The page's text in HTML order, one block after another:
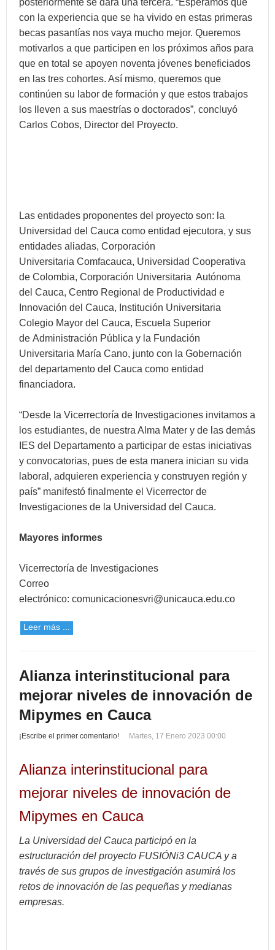
posteriormente se dará una tercera. “Esperamos que
con la experiencia que se ha vivido en estas primeras
becas pasantías nos vaya mucho mejor. Queremos
motivarlos a que participen en los próximos años para
que en total se apoyen noventa jóvenes beneficiados
en las tres cohortes. Así mismo, queremos que
continúen su labor de formación y que estos trabajos
los lleven a sus maestrías o doctorados”, concluyó
Carlos Cobos, Director del Proyecto.
Las entidades proponentes del proyecto son: la
Universidad del Cauca como entidad ejecutora, y sus
entidades aliadas, Corporación
Universitaria Comfacauca, Universidad Cooperativa
de Colombia, Corporación Universitaria Autónoma
del Cauca, Centro Regional de Productividad e
Innovación del Cauca, Institución Universitaria
Colegio Mayor del Cauca, Escuela Superior
de Administración Pública y la Fundación
Universitaria María Cano, junto con la Gobernación
del departamento del Cauca como entidad
financiadora.
“Desde la Vicerrectoría de Investigaciones invitamos a
los estudiantes, de nuestra Alma Mater y de las demás
IES del Departamento a participar de estas iniciativas
y convocatorias, pues de esta manera inician su vida
laboral, adquieren experiencia y construyen región y
país” manifestó finalmente el Vicerrector de
Investigaciones de la Universidad del Cauca.
Mayores informes
Vicerrectoría de Investigaciones
Correo
electrónico: comunicacionesvri@unicauca.edu.co
Leer más ...
Alianza interinstitucional para
mejorar niveles de innovación de
Mipymes en Cauca
¡Escribe el primer comentario! Martes, 17 Enero 2023 00:00
Alianza interinstitucional para
mejorar niveles de innovación de
Mipymes en Cauca
La Universidad del Cauca participó en la
estructuración del proyecto FUSIÓNi3 CAUCA y a
través de sus grupos de investigación asumirá los
retos de innovación de las pequeñas y medianas
empresas.